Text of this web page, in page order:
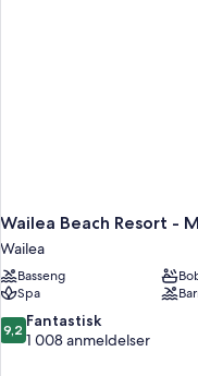
Wailea Beach Resort -
Wailea
Basseng
Spa
9.2
av
9,2 Fantastisk
1 008 anmeldelser